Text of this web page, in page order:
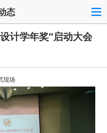
态
计学年奖”启动大会
现场